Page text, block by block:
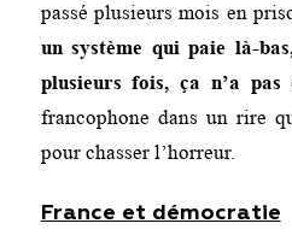
passé plusieurs mois en
un système qui paie là-
plusieurs fois, ça n’a pas
francophone dans un rire
pour chasser l’horreur.
France et démocratie